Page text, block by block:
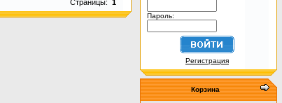
Страницы: 1
Пароль:
Регистрация
Корзина